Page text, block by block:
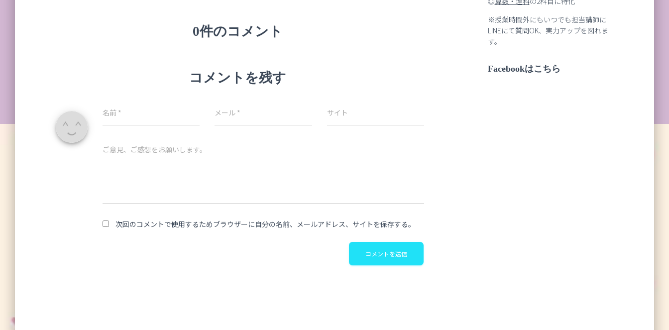
0件のコメント
コメントを残す
名前 * メール * サイト
ご意見、ご感想をお願いします。
次回のコメントで使用するためブラウザーに自分の名前、メールアドレス、サイトを保存する。
※授業時間外にもいつでも担当講師に
LINEにて質問OK、実力アップを図れま
す。
Facebookはこちら